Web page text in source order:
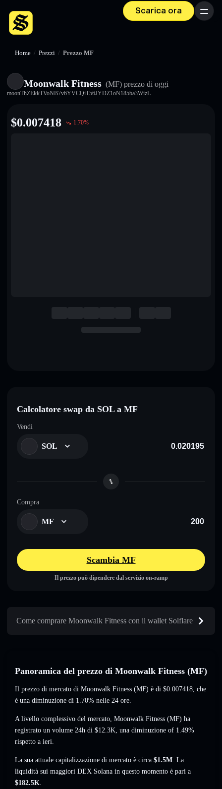
Scarica ora Menu
Home / Prezzi / Prezzo MF
Moonwalk Fitness (MF) prezzo di oggi
moonThZEkkTVoNB7v6YVCQiT56JYDZ1oN185ba3WizL
$0.007418 1.70%
Calcolatore swap da SOL a MF
Vendi
SOL
Compra
MF
Scambia MF
Il prezzo può dipendere dal servizio on-ramp
Come comprare Moonwalk Fitness con il wallet Solflare
Panoramica del prezzo di Moonwalk Fitness (MF)
Il prezzo di mercato di Moonwalk Fitness (MF) è di $0.007418, che
è una diminuzione di 1.70% nelle 24 ore.
A livello complessivo del mercato, Moonwalk Fitness (MF) ha
registrato un volume 24h di $12.3K, una diminuzione of 1.49%
rispetto a ieri.
La sua attuale capitalizzazione di mercato è circa $1.5M. La
liquidità sui maggiori DEX Solana in questo momento è pari a
$182.5K.